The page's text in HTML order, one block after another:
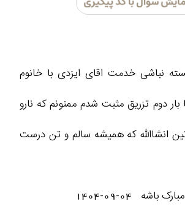
نباشی خدمت اقای ایزدی با خانوم
دوم تزریق مثبت شدم ممنونم که نارو
انشاالله که همیشه سالم و تن درست
باشه
1404-09-04